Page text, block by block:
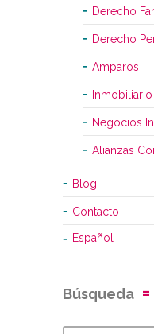
Derecho
Derecho
Amparos
Inmobiliario
Negocios
Alianzas
Blog
Contacto
Español
Búsqueda